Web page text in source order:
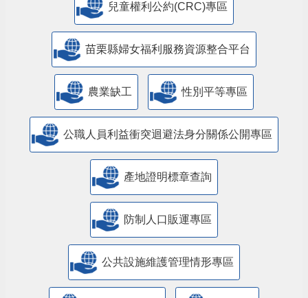
兒童權利公約(CRC)專區
苗栗縣婦女福利服務資源整合平台
農業缺工 性別平等專區
公職人員利益衝突迴避法身分關係公開專區
產地證明標章查詢
防制人口販運專區
​公共設施維護管理情形專區